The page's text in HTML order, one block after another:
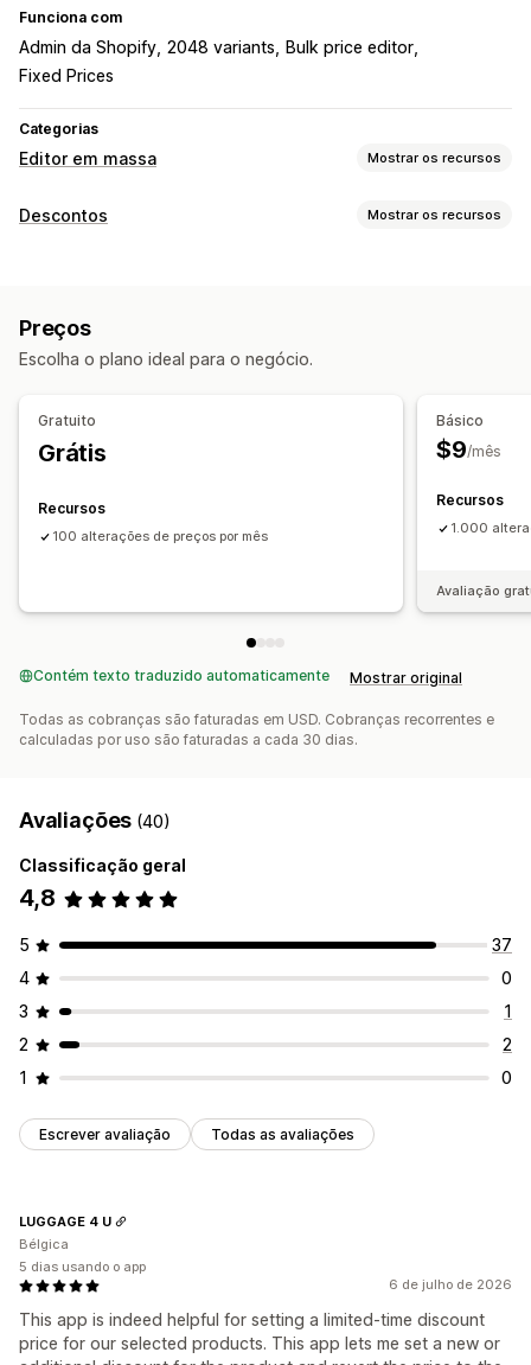
Funciona com
Admin da Shopify 2048 variants
Bulk price editor
Fixed Prices
Categorias
Editor em massa Mostrar os recursos
Recursos editáveis
Reversão
Descontos Mostrar os recursos
Gerenciamento de descontos
Preços
Escolha o plano ideal para o negócio.
Gratuito
Grátis
Recursos
100 alterações de preços por mês
Básico
$9/mês
Recursos
1.000
Avaliação
Contém texto traduzido automaticamente Mostrar original
Todas as cobranças são faturadas em USD. Cobranças recorrentes e
calculadas por uso são faturadas a cada 30 dias.
Avaliações (40)
Classificação geral
4,8
5
37
4
0
3
1
2
2
1
0
Escrever avaliação Todas as avaliações
6 de julho de 2026
This app is indeed helpful for setting a limited-time discount
price for our selected products. This app lets me set a new or
LUGGAGE 4 U
Bélgica
5 dias usando o app